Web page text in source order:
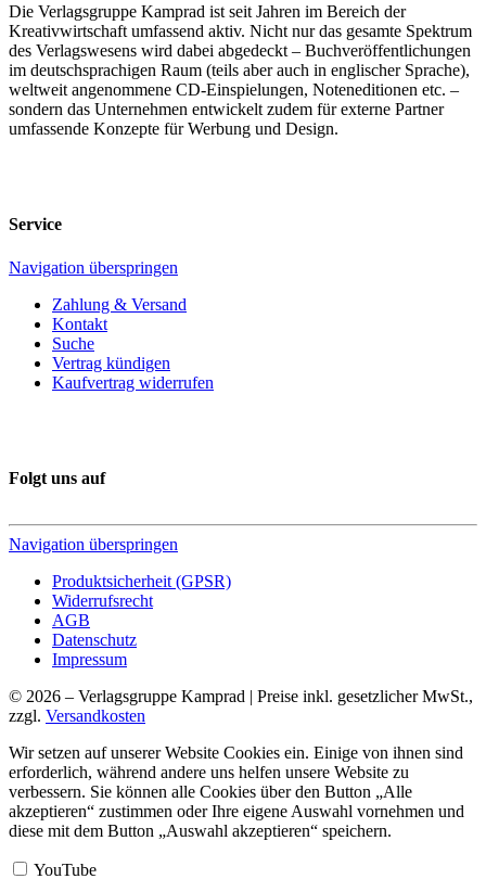
Die Verlagsgruppe Kamprad ist seit Jahren im Bereich der
Kreativwirtschaft umfassend aktiv. Nicht nur das gesamte Spektrum
des Verlagswesens wird dabei abgedeckt – Buchveröffentlichungen
im deutschsprachigen Raum (teils aber auch in englischer Sprache),
weltweit angenommene CD-Einspielungen, Noteneditionen etc. –
sondern das Unternehmen entwickelt zudem für externe Partner
umfassende Konzepte für Werbung und Design.
Service
Navigation überspringen
Zahlung & Versand
Kontakt
Suche
Vertrag kündigen
Kaufvertrag widerrufen
Folgt uns auf
Navigation überspringen
Produktsicherheit (GPSR)
Widerrufsrecht
AGB
Datenschutz
Impressum
© 2026 – Verlagsgruppe Kamprad | Preise inkl. gesetzlicher MwSt.,
zzgl. Versandkosten
Wir setzen auf unserer Website Cookies ein. Einige von ihnen sind
erforderlich, während andere uns helfen unsere Website zu
verbessern. Sie können alle Cookies über den Button „Alle
akzeptieren“ zustimmen oder Ihre eigene Auswahl vornehmen und
diese mit dem Button „Auswahl akzeptieren“ speichern.
YouTube